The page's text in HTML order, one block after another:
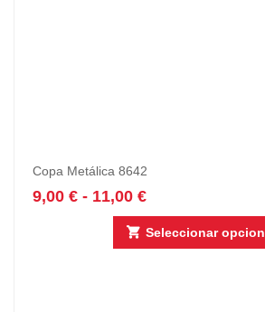
Copa Metálica 8642
9,00 € - 11,00 €
Seleccionar